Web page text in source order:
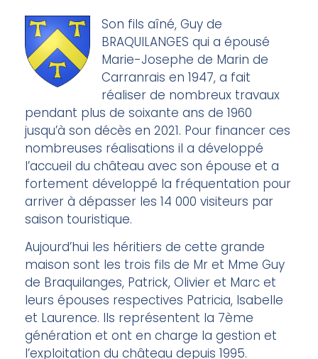
Son fils aîné, Guy de
BRAQUILANGES qui a épousé
Marie-Josephe de Marin de
Carranrais en 1947, a fait
réaliser de nombreux travaux
pendant plus de soixante ans de 1960
jusqu’à son décès en 2021. Pour financer ces
nombreuses réalisations il a développé
l’accueil du château avec son épouse et a
fortement développé la fréquentation pour
arriver à dépasser les 14 000 visiteurs par
saison touristique.
Aujourd’hui les héritiers de cette grande
maison sont les trois fils de Mr et Mme Guy
de Braquilanges, Patrick, Olivier et Marc et
leurs épouses respectives Patricia, Isabelle
et Laurence. Ils représentent la 7ème
génération et ont en charge la gestion et
l’exploitation du château depuis 1995.